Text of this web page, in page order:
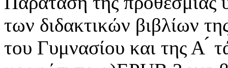
των διδακτικών βιβλίων
του Γυμνασίου και της Α